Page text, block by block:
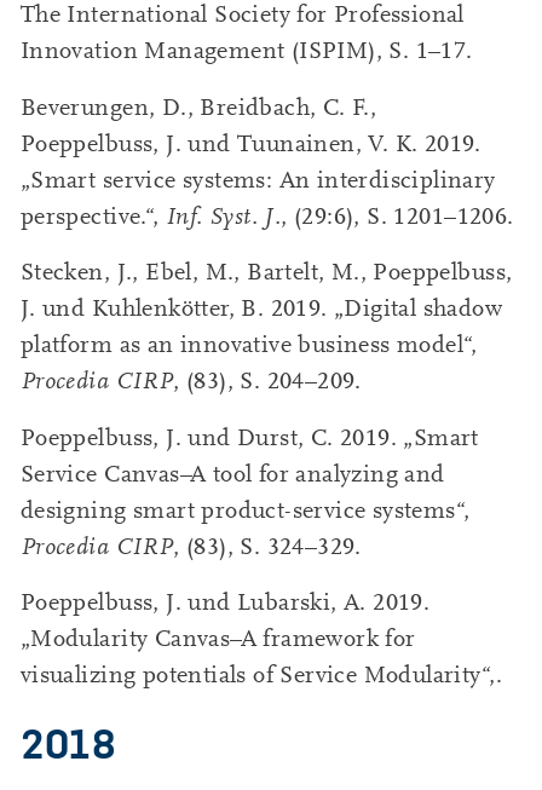
The International Society for Professional
Innovation Management (ISPIM), S. 1–17.
Beverungen, D., Breidbach, C. F.,
Poeppelbuss, J. und Tuunainen, V. K. 2019.
„Smart service systems: An interdisciplinary
perspective.“, Inf. Syst. J., (29:6), S. 1201–1206.
Stecken, J., Ebel, M., Bartelt, M., Poeppelbuss,
J. und Kuhlenkötter, B. 2019. „Digital shadow
platform as an innovative business model“,
Procedia CIRP, (83), S. 204–209.
Poeppelbuss, J. und Durst, C. 2019. „Smart
Service Canvas–A tool for analyzing and
designing smart product-service systems“,
Procedia CIRP, (83), S. 324–329.
Poeppelbuss, J. und Lubarski, A. 2019.
„Modularity Canvas–A framework for
visualizing potentials of Service Modularity“,.
2018